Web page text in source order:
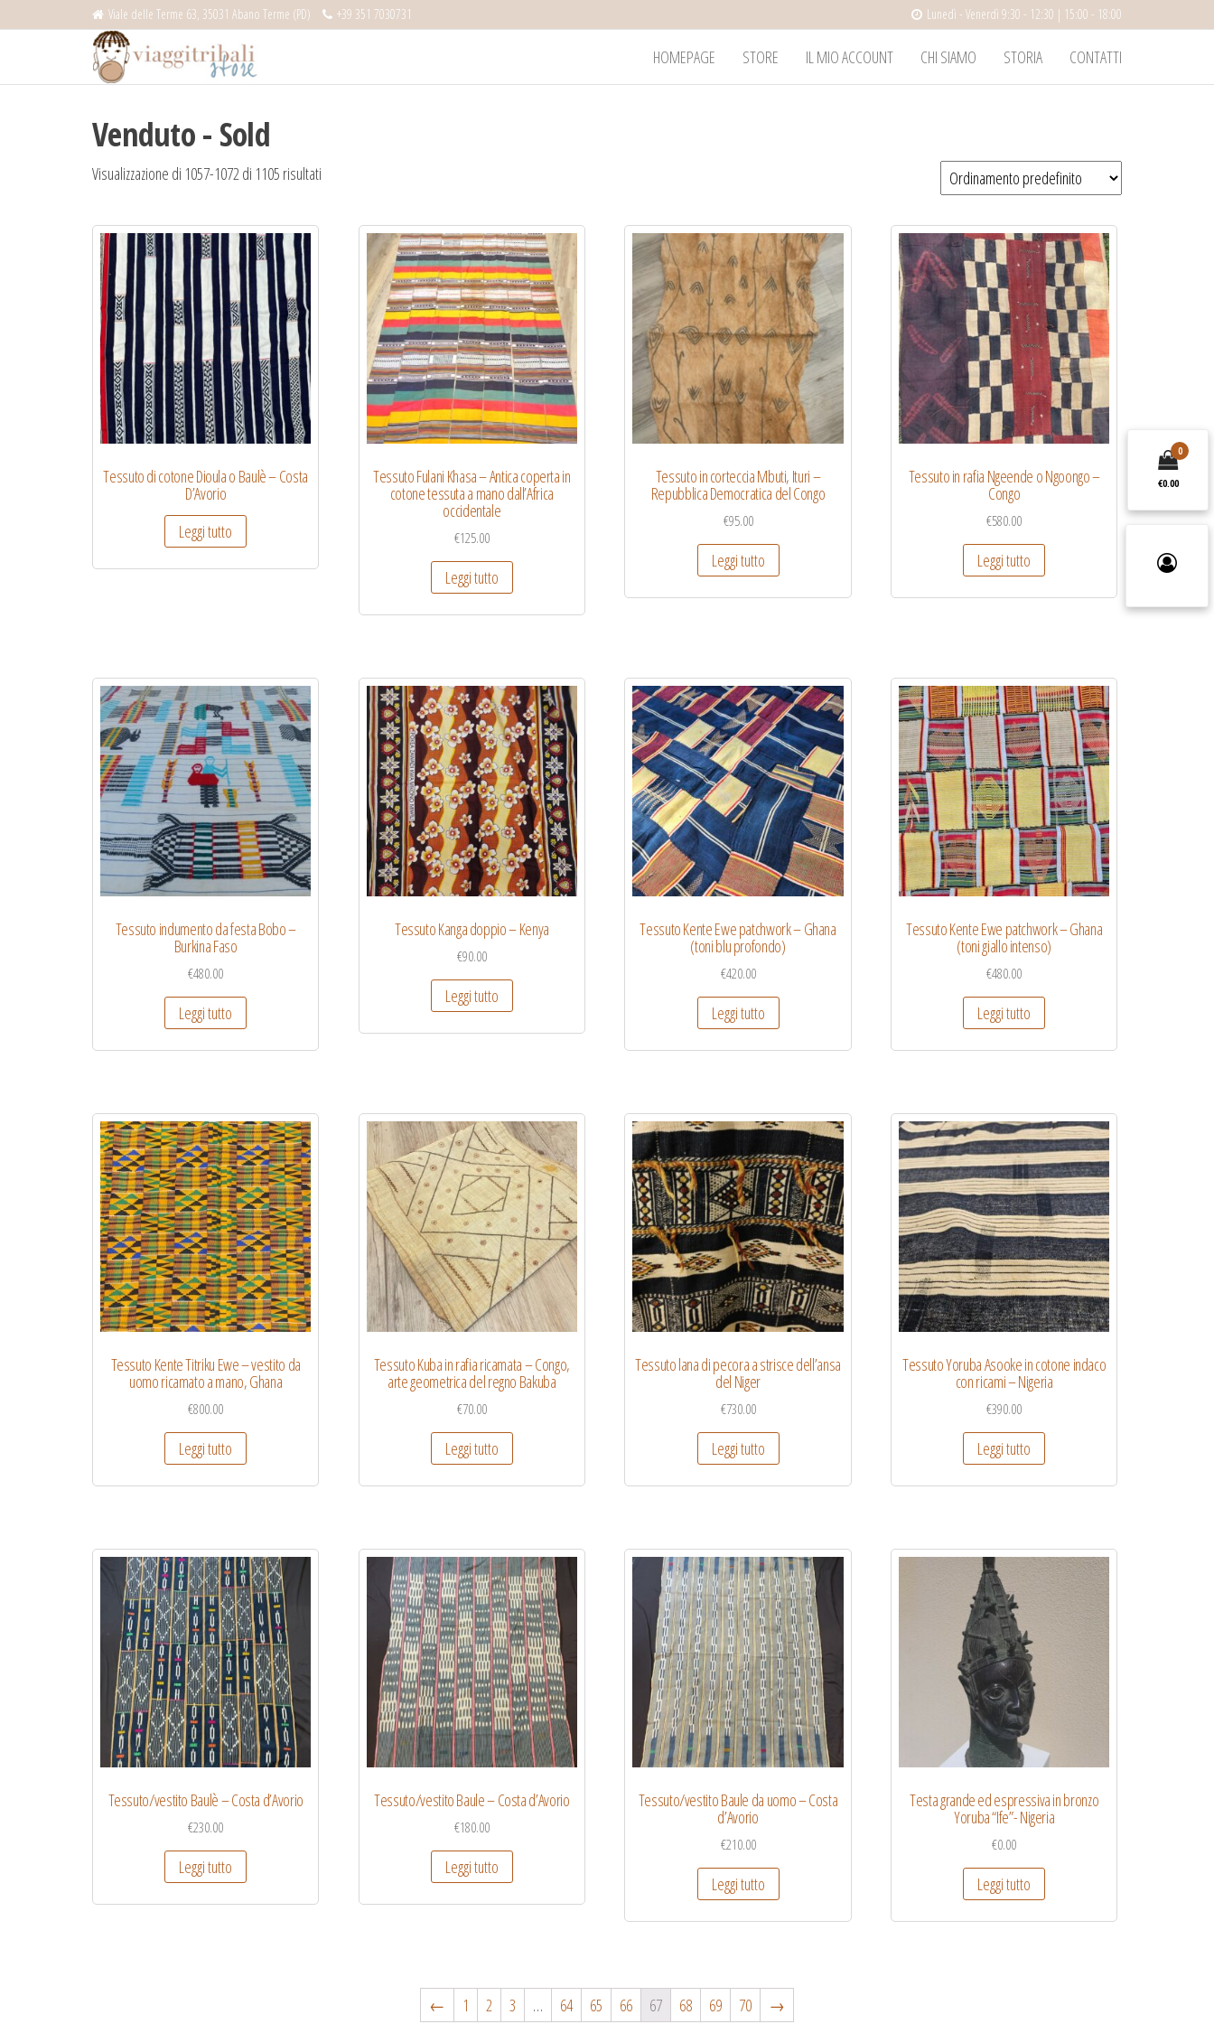
e
al
Viale delle Terme 63, 35031 Abano Terme (PD) +39 351 7030731 Lunedì - Venerdì 9:30 - 12:30 | 15:00 - 18:00
Store
HOMEPAGE STORE IL MIO ACCOUNT CHI SIAMO STORIA CONTATTI
Venduto - Sold
Visualizzazione di 1057-1072 di 1105 risultati
Tessuto di cotone Dioula o Baulè – Costa
D’Avorio
Leggi tutto
Tessuto Fulani Khasa – Antica coperta in
cotone tessuta a mano dall’Africa
occidentale
€125.00
Leggi tutto
Tessuto in corteccia Mbuti, Ituri –
Repubblica Democratica del Congo
€95.00
Leggi tutto
Tessuto in rafia Ngeende o Ngoongo –
Congo
€580.00
Leggi tutto
Tessuto indumento da festa Bobo –
Burkina Faso
€480.00
Leggi tutto
Tessuto Kanga doppio – Kenya
€90.00
Leggi tutto
Tessuto Kente Ewe patchwork – Ghana
(toni blu profondo)
€420.00
Leggi tutto
Tessuto Kente Ewe patchwork – Ghana
(toni giallo intenso)
€480.00
Leggi tutto
Tessuto Kente Titriku Ewe – vestito da
uomo ricamato a mano, Ghana
€800.00
Leggi tutto
Tessuto Kuba in rafia ricamata – Congo,
arte geometrica del regno Bakuba
€70.00
Leggi tutto
Tessuto lana di pecora a strisce dell’ansa
del Niger
€730.00
Leggi tutto
Tessuto Yoruba Asooke in cotone indaco
con ricami – Nigeria
€390.00
Leggi tutto
Tessuto/vestito Baulè – Costa d’Avorio
€230.00
Leggi tutto
Tessuto/vestito Baule – Costa d’Avorio
€180.00
Leggi tutto
Tessuto/vestito Baule da uomo – Costa
d’Avorio
€210.00
Leggi tutto
Testa grande ed espressiva in bronzo
Yoruba “Ife”- Nigeria
€0.00
Leggi tutto
← 1 2 3 … 64 65 66 67 68 69 70 →
0
€0.00